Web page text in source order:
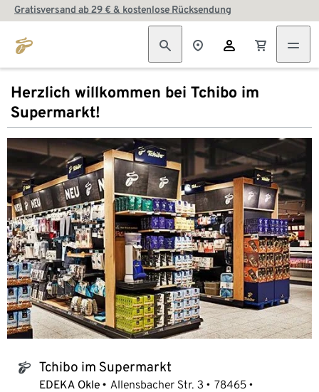
Gratisversand ab 29 € & kostenlose Rücksendung
Herzlich willkommen bei Tchibo im
Supermarkt!
tchibo_logo Tchibo im Supermarkt
EDEKA Okle Allensbacher Str. 3
78465